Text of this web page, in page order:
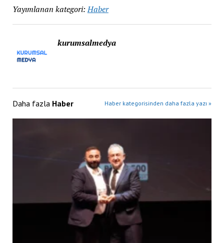
Yayımlanan kategori: Haber
kurumsalmedya
Daha fazla Haber Haber kategorisinden daha fazla yazı »